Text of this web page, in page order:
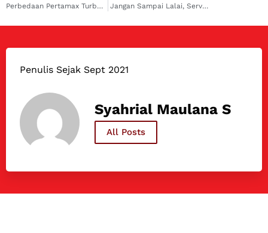
Perbedaan Pertamax Turbo dan Shell V Power Jangan Sampai Lalai, Service Berkala 10000 Km Mobil Itu Penting
Penulis Sejak Sept 2021
Syahrial Maulana S
All Posts